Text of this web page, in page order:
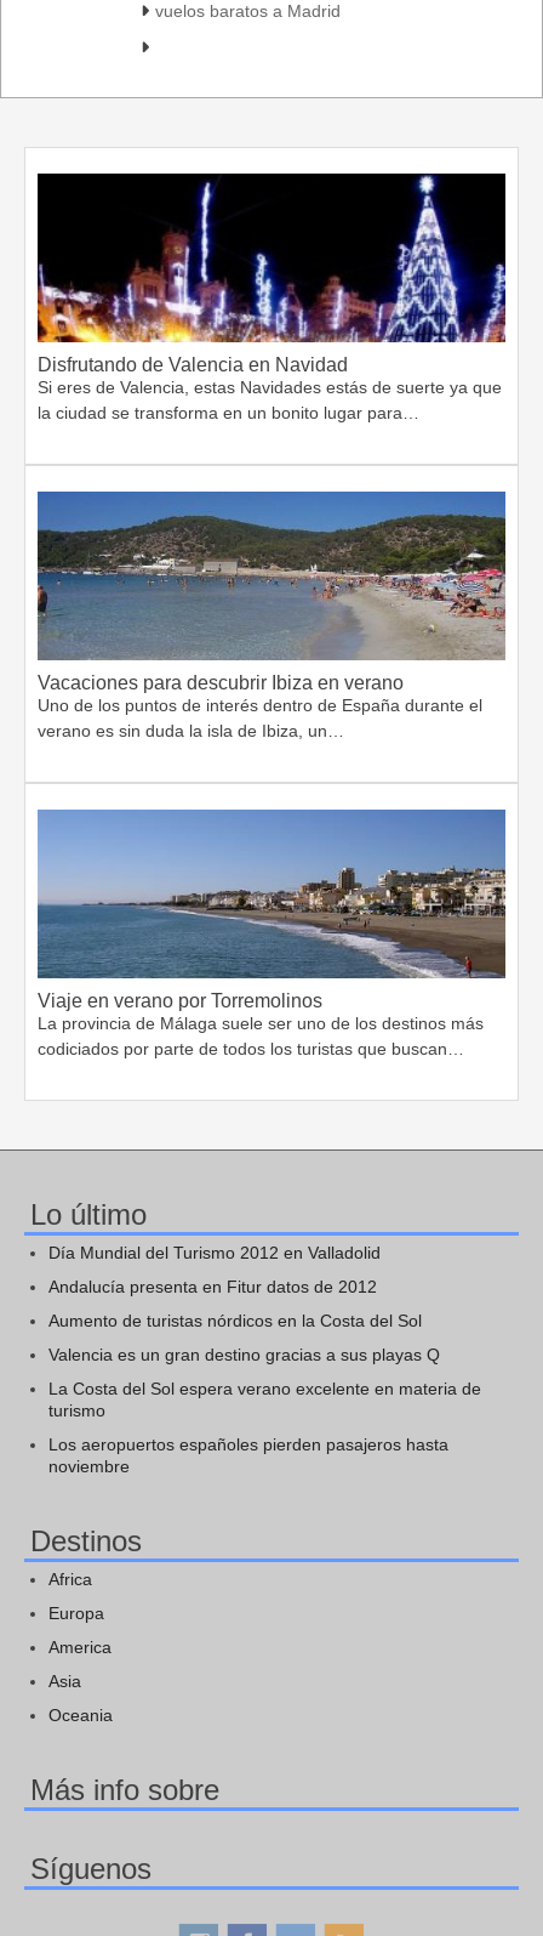
vuelos baratos a Madrid
Disfrutando de Valencia en Navidad
Si eres de Valencia, estas Navidades estás de suerte ya que
la ciudad se transforma en un bonito lugar para…
Vacaciones para descubrir Ibiza en verano
Uno de los puntos de interés dentro de España durante el
verano es sin duda la isla de Ibiza, un…
Viaje en verano por Torremolinos
La provincia de Málaga suele ser uno de los destinos más
codiciados por parte de todos los turistas que buscan…
Lo último
Día Mundial del Turismo 2012 en Valladolid
Andalucía presenta en Fitur datos de 2012
Aumento de turistas nórdicos en la Costa del Sol
Valencia es un gran destino gracias a sus playas Q
La Costa del Sol espera verano excelente en materia de
turismo
Los aeropuertos españoles pierden pasajeros hasta
noviembre
Destinos
Africa
Europa
America
Asia
Oceania
Más info sobre
Síguenos